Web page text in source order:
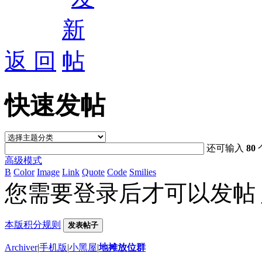
返 回
快速发帖
还可输入80
高级模式
B Color Image Link Quote Code Smilies
您需要登录后才可以发帖
本版积分规则 发表帖子
Archiver|手机版|小黑屋|地摊放位群